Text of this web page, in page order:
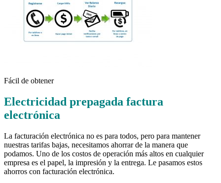
Fácil de obtener
Electricidad prepagada factura
electrónica
La facturación electrónica no es para todos, pero para mantener
nuestras tarifas bajas, necesitamos ahorrar de la manera que
podamos. Uno de los costos de operación más altos en cualquier
empresa es el papel, la impresión y la entrega. Le pasamos estos
ahorros con facturación electrónica.